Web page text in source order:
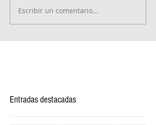
Escribir un comentario...
Entradas destacadas